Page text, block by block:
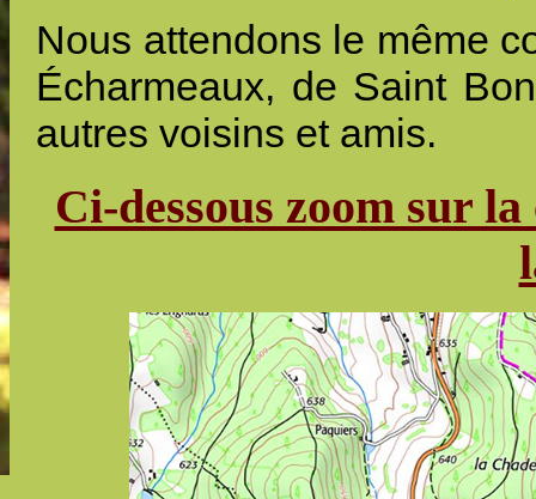
Nous attendons le même
Écharmeaux, de Saint
autres voisins et amis.
Ci-dessous zoom sur